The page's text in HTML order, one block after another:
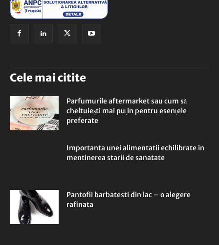
Cele mai citite
Parfumurile aftermarket sau cum să
cheltuiești mai puțin pentru esențele
preferate
Importanta unei alimentatii echilibrate in
mentinerea starii de sanatate
Pantofii barbatesti din lac – o alegere
rafinata